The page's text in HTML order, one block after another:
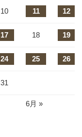
10 11 12
17 18 19
24 25 26
31
6月 »